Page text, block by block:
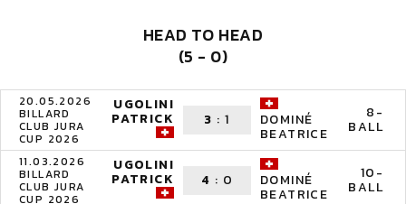
HEAD TO HEAD
(5 - 0)
20.05.2026
BILLARD
CLUB JURA
CUP 2026
UGOLINI
PATRICK 3 :1 DOMINÉ
BEATRICE
8-
BALL
11.03.2026
BILLARD
CLUB JURA
CUP 2026
UGOLINI
PATRICK 4 : 0 DOMINÉ
BEATRICE
10-
BALL